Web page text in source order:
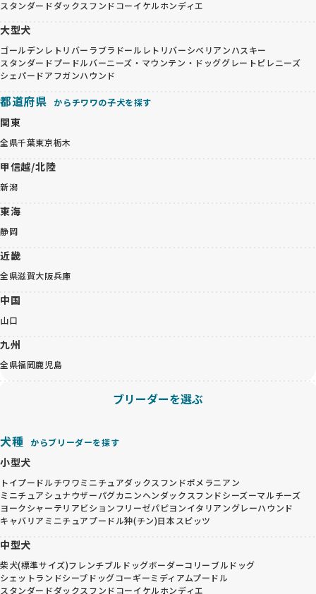
スタンダードダックスフンドコーイケルホンディエ
大型犬
ゴールデンレトリバー ラブラドールレトリバーシベリアンハスキー
スタンダードプードルバーニーズ・マウンテン・ドッググレートピレニーズ
シェパードアフガンハウンド
都道府県 からチワワの子犬を探す
関東
全県千葉東京栃木
甲信越/北陸
新潟
東海
静岡
近畿
全県滋賀大阪兵庫
中国
山口
九州
全県福岡鹿児島
ブリーダーを選ぶ
犬種 からブリーダーを探す
小型犬
トイプードルチワワミニチュアダックスフンドポメラニアン
ミニチュアシュナウザーパグカニンヘンダックスフンドシーズーマルチーズ
ヨークシャーテリアビションフリーゼパピヨンイタリアングレーハウンド
キャバリア ミニチュアプードル狆(チン)日本スピッツ
中型犬
柴犬(標準サイズ)フレンチブルドッグボーダーコリーブルドッグ
シェットランドシープドッグコーギーミディアムプードル
スタンダードダックスフンドコーイケルホンディエ